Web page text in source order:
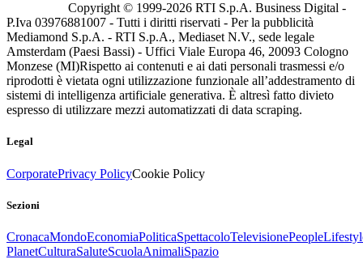
Copyright © 1999-2026 RTI S.p.A. Business Digital -
P.Iva 03976881007 - Tutti i diritti riservati - Per la pubblicità
Mediamond S.p.A. - RTI S.p.A., Mediaset N.V., sede legale
Amsterdam (Paesi Bassi) - Uffici Viale Europa 46, 20093 Cologno
Monzese (MI)Rispetto ai contenuti e ai dati personali trasmessi e/o
riprodotti è vietata ogni utilizzazione funzionale all’addestramento di
sistemi di intelligenza artificiale generativa. È altresì fatto divieto
espresso di utilizzare mezzi automatizzati di data scraping.
Legal
CorporatePrivacy PolicyCookie Policy
Sezioni
CronacaMondoEconomiaPoliticaSpettacoloTelevisionePeople
PlanetCulturaSaluteScuolaAnimaliSpazio